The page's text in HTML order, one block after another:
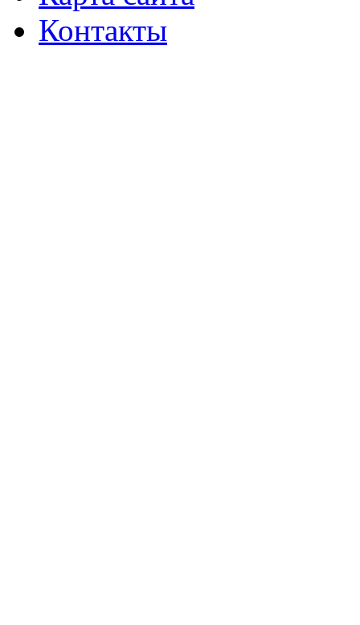
Контакты